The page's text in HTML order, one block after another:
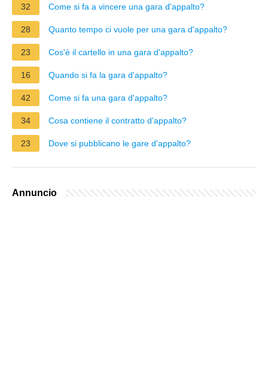
32 Come si fa a vincere una gara d'appalto?
28 Quanto tempo ci vuole per una gara d'appalto?
23 Cos'è il cartello in una gara d'appalto?
16 Quando si fa la gara d'appalto?
42 Come si fa una gara d'appalto?
34 Cosa contiene il contratto d'appalto?
23 Dove si pubblicano le gare d'appalto?
Annuncio